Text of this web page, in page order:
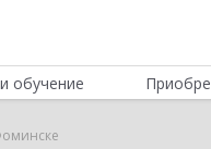
обучение